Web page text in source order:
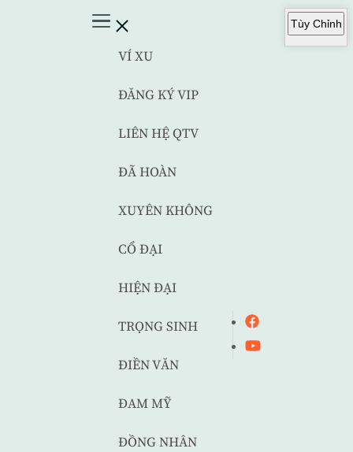
VÍ XU
ĐĂNG KÝ VIP
LIÊN HỆ QTV
ĐÃ HOÀN
XUYÊN KHÔNG
CỔ ĐẠI
HIỆN ĐẠI
TRỌNG SINH
ĐIỀN VĂN
ĐAM MỸ
ĐỒNG NHÂN
Tùy Chỉnh